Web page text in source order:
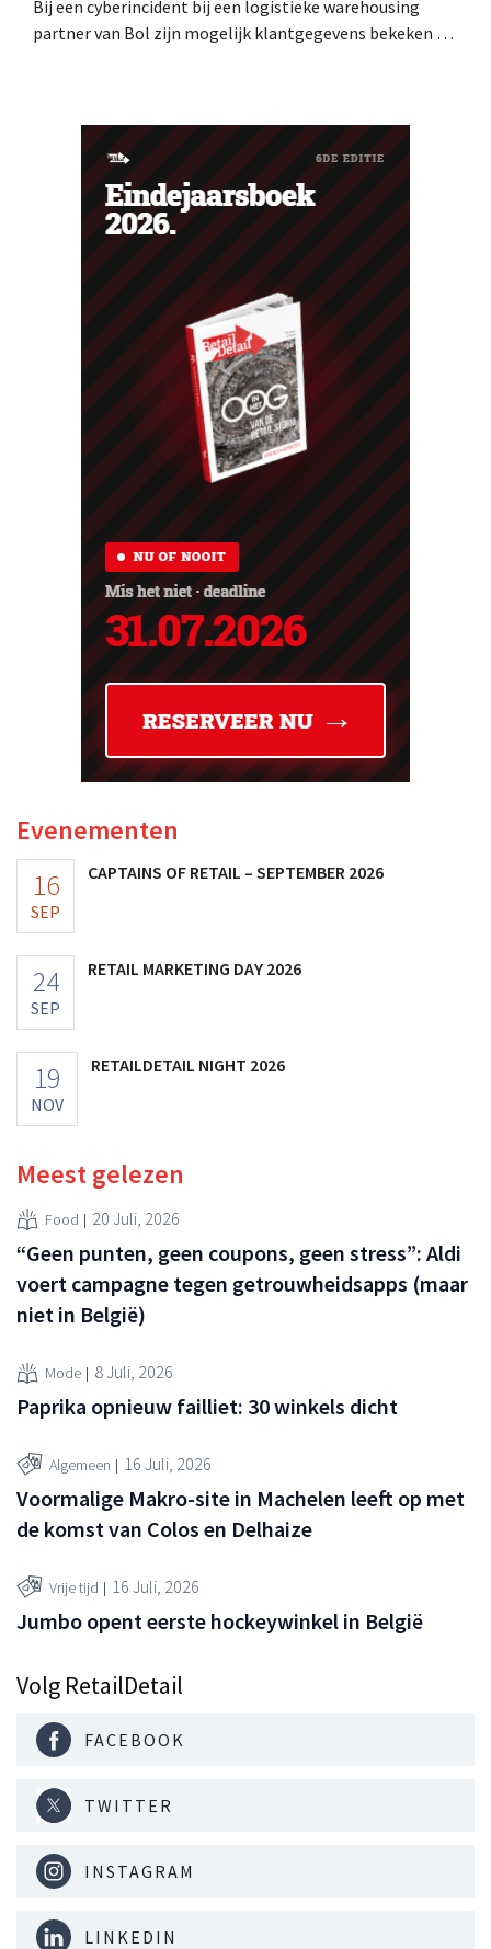
Bij een cyberincident bij een logistieke warehousing
partner van Bol zijn mogelijk klantgegevens bekeken of
Evenementen
16
SEP
CAPTAINS OF RETAIL – SEPTEMBER 2026
24
SEP
RETAIL MARKETING DAY 2026
19
NOV
RETAILDETAIL NIGHT 2026
Meest gelezen
Food 20 Juli, 2026
“Geen punten, geen coupons, geen stress”: Aldi
voert campagne tegen getrouwheidsapps (maar
niet in België)
Mode 8 Juli, 2026
Paprika opnieuw failliet: 30 winkels dicht
Algemeen 16 Juli, 2026
Voormalige Makro-site in Machelen leeft op met
de komst van Colos en Delhaize
Vrije tijd 16 Juli, 2026
Jumbo opent eerste hockeywinkel in België
Volg RetailDetail
FACEBOOK
TWITTER
INSTAGRAM
LINKEDIN